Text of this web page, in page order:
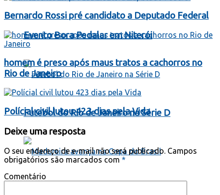
Evento Bora Pedalar em Niterói
Futebol do Rio de Janeiro na Série D
Bernardo Rossi pré candidato a Deputado Federal
homem é preso após maus tratos a cachorros no
Rio de Janeiro
Polícial civil lutou 423 dias pela Vida
Deixe uma resposta
O seu endereço de e-mail não será publicado. Campos
obrigatórios são marcados com *
Comentário